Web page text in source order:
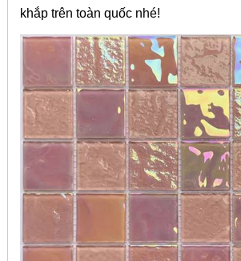
khắp trên toàn quốc nhé!